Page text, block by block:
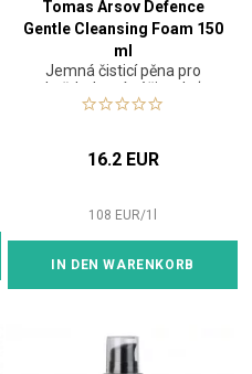
Tomas Arsov Defence
Gentle Cleansing Foam 150
ml
Jemná čisticí pěna pro
každodenní péči o pleť
16.2 EUR
108 EUR/1
IN DEN WARENKORB